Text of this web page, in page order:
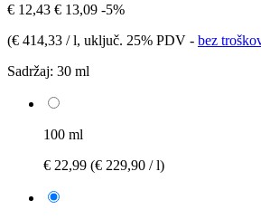
€ 12,43 € 13,09 -5%
(€ 414,33 / l, uključ. 25% PDV - bez
Sadržaj: 30 ml
100 ml
€ 22,99 (€ 229,90 / l)